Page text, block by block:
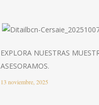
EXPLORA NUESTRAS
ASESORAMOS.
13 noviembre, 2025